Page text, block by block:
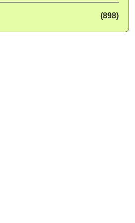
(898)